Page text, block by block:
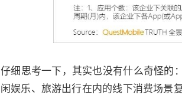
仔细思考一下，其实也没有什么奇怪的
闲娱乐、旅游出行在内的线下消费场景